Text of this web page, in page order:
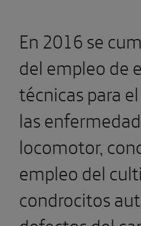
En 2016 se
del empleo de
técnicas para
las
locomotor,
empleo del
condrocitos